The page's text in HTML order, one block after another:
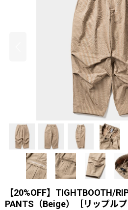
【20%OFF】TIGHTBOOTH/
PANTS（Beige）［リップル